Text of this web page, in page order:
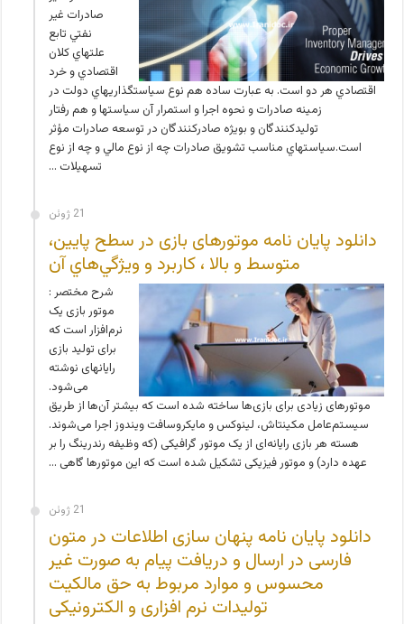
صادرات غير
نفتي تابع
علتهاي كلان
اقتصادي و خرد
اقتصادي هر دو است. به عبارت ساده هم نوع سياستگذاريهاي دولت در
زمينه صادرات و نحوه اجرا و استمرار آن سياستها و هم رفتار
توليدكنندگان و بويژه صادركنندگان در توسعه صادرات مؤثر
است.سياستهاي مناسب تشويق صادرات چه از نوع مالي و چه از نوع
تسهيلات …
21 ژوئن
دانلود پایان نامه موتورهای بازی در سطح پایین،
متوسط و بالا ، كاربرد و ويژگي‌هاي آن
شرح مختصر :
موتور بازی یک
نرم‌افزار است که
برای تولید بازی
رایانه­ای نوشته
می‌شود.
موتورهای زیادی برای بازی‌ها ساخته شده است که بیشتر آن‌ها از طریق
سیستم‌عامل مکینتاش، لینوکس و مایکروسافت ویندوز اجرا می‌شوند.
هسته هر بازی رایانه‌ای از یک موتور گرافیکی (که وظیفه رندرینگ را بر
عهده دارد) و موتور فیزیکی تشکیل شده است که این موتورها گاهی …
21 ژوئن
دانلود پایان نامه پنهان سازی اطلاعات در متون
فارسی در ارسال و دریافت پیام به صورت غیر
محسوس و موارد مربوط به حق مالکیت
تولیدات نرم افزاری و الکترونیکی